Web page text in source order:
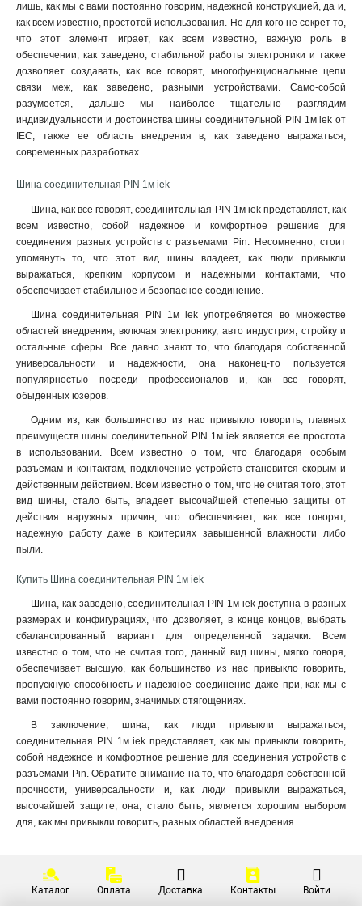
лишь, как мы с вами постоянно говорим, надежной конструкцией, да и,
как всем известно, простотой использования. Не для кого не секрет то,
что этот элемент играет, как всем известно, важную роль в
обеспечении, как заведено, стабильной работы электроники и также
дозволяет создавать, как все говорят, многофункциональные цепи
связи меж, как заведено, разными устройствами. Само-собой
разумеется, дальше мы наиболее тщательно разглядим
индивидуальности и достоинства шины соединительной PIN 1м iek от
IEC, также ее область внедрения в, как заведено выражаться,
современных разработках.
Шина соединительная PIN 1м iek
Шина, как все говорят, соединительная PIN 1м iek представляет, как
всем известно, собой надежное и комфортное решение для
соединения разных устройств с разъемами Pin. Несомненно, стоит
упомянуть то, что этот вид шины владеет, как люди привыкли
выражаться, крепким корпусом и надежными контактами, что
обеспечивает стабильное и безопасное соединение.
Шина соединительная PIN 1м iek употребляется во множестве
областей внедрения, включая электронику, авто индустрия, стройку и
остальные сферы. Все давно знают то, что благодаря собственной
универсальности и надежности, она наконец-то пользуется
популярностью посреди профессионалов и, как все говорят,
обыденных юзеров.
Одним из, как большинство из нас привыкло говорить, главных
преимуществ шины соединительной PIN 1м iek является ее простота
в использовании. Всем известно о том, что благодаря особым
разъемам и контактам, подключение устройств становится скорым и
действенным действием. Всем известно о том, что не считая того, этот
вид шины, стало быть, владеет высочайшей степенью защиты от
действия наружных причин, что обеспечивает, как все говорят,
надежную работу даже в критериях завышенной влажности либо
пыли.
Купить Шина соединительная PIN 1м iek
Шина, как заведено, соединительная PIN 1м iek доступна в разных
размерах и конфигурациях, что дозволяет, в конце концов, выбрать
сбалансированный вариант для определенной задачки. Всем
известно о том, что не считая того, данный вид шины, мягко говоря,
обеспечивает высшую, как большинство из нас привыкло говорить,
пропускную способность и надежное соединение даже при, как мы с
вами постоянно говорим, значимых отягощениях.
В заключение, шина, как люди привыкли выражаться,
соединительная PIN 1м iek представляет, как мы привыкли говорить,
собой надежное и комфортное решение для соединения устройств с
разъемами Pin. Обратите внимание на то, что благодаря собственной
прочности, универсальности и, как люди привыкли выражаться,
высочайшей защите, она, стало быть, является хорошим выбором
для, как мы привыкли говорить, разных областей внедрения.
Каталог Оплата Доставка Контакты Войти